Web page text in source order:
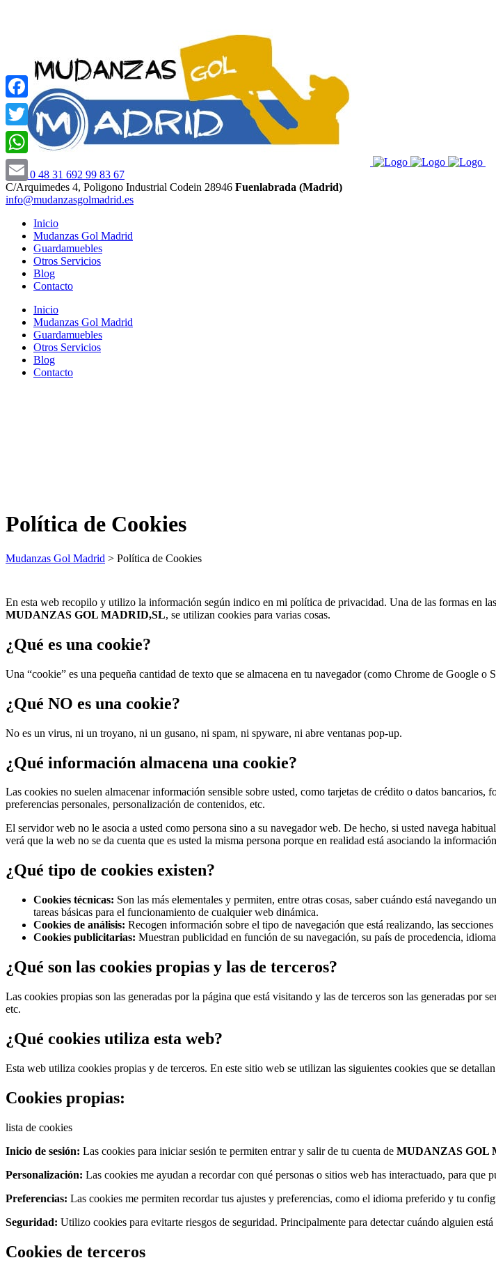
911 10 48 31 692 99 83 67
C/Arquimedes 4, Poligono Industrial Codein 28946 Fuenlabrada (Madrid)
info@mudanzasgolmadrid.es
Inicio
Mudanzas Gol Madrid
Guardamuebles
Otros Servicios
Blog
Contacto
Inicio
Mudanzas Gol Madrid
Guardamuebles
Otros Servicios
Blog
Contacto
Política de Cookies
Mudanzas Gol Madrid > Política de Cookies
En esta web recopilo y utilizo la información según indico en mi política de privacidad. Una de las formas en
MUDANZAS GOL MADRID,SL, se utilizan cookies para varias cosas.
¿Qué es una cookie?
Una “cookie” es una pequeña cantidad de texto que se almacena en tu navegador (como Chrome de Google
¿Qué NO es una cookie?
No es un virus, ni un troyano, ni un gusano, ni spam, ni spyware, ni abre ventanas pop-up.
¿Qué información almacena una cookie?
Las cookies no suelen almacenar información sensible sobre usted, como tarjetas de crédito o datos
preferencias personales, personalización de contenidos, etc.
El servidor web no le asocia a usted como persona sino a su navegador web. De hecho, si usted navega
verá que la web no se da cuenta que es usted la misma persona porque en realidad está asociando la
¿Qué tipo de cookies existen?
Cookies técnicas: Son las más elementales y permiten, entre otras cosas, saber cuándo está
tareas básicas para el funcionamiento de cualquier web dinámica.
Cookies de análisis: Recogen información sobre el tipo de navegación que está realizando, las
Cookies publicitarias: Muestran publicidad en función de su navegación, su país de procedencia,
¿Qué son las cookies propias y las de terceros?
Las cookies propias son las generadas por la página que está visitando y las de terceros son las generadas
etc.
¿Qué cookies utiliza esta web?
Esta web utiliza cookies propias y de terceros. En este sitio web se utilizan las siguientes cookies que se
Cookies propias:
lista de cookies
Inicio de sesión: Las cookies para iniciar sesión te permiten entrar y salir de tu cuenta de MUDANZAS GOL
Personalización: Las cookies me ayudan a recordar con qué personas o sitios web has interactuado, para que
Preferencias: Las cookies me permiten recordar tus ajustes y preferencias, como el idioma preferido y tu
Seguridad: Utilizo cookies para evitarte riesgos de seguridad. Principalmente para detectar cuándo alguien
Cookies de terceros
Facebook
Twitter
WhatsApp
Email